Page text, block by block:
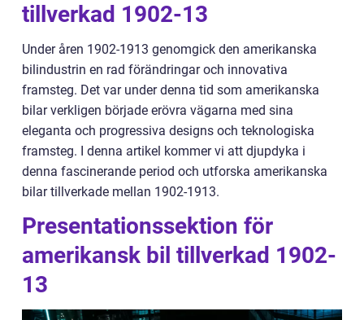
tillverkad 1902-13
Under åren 1902-1913 genomgick den amerikanska
bilindustrin en rad förändringar och innovativa
framsteg. Det var under denna tid som amerikanska
bilar verkligen började erövra vägarna med sina
eleganta och progressiva designs och teknologiska
framsteg. I denna artikel kommer vi att djupdyka i
denna fascinerande period och utforska amerikanska
bilar tillverkade mellan 1902-1913.
Presentationssektion för
amerikansk bil tillverkad 1902-
13